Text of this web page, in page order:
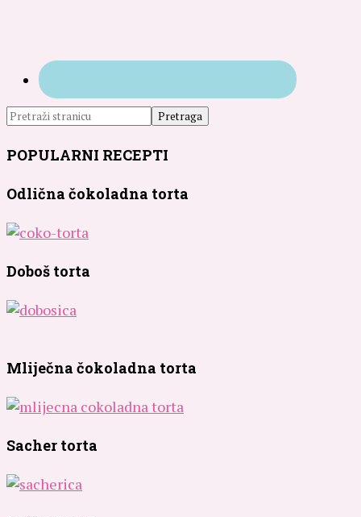
POPULARNI RECEPTI
Odlična čokoladna torta
Doboš torta
Mliječna čokoladna torta
Sacher torta